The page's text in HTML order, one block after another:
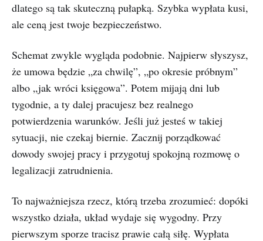
dlatego są tak skuteczną pułapką. Szybka wypłata kusi,
ale ceną jest twoje bezpieczeństwo.
Schemat zwykle wygląda podobnie. Najpierw słyszysz,
że umowa będzie „za chwilę”, „po okresie próbnym”
albo „jak wróci księgowa”. Potem mijają dni lub
tygodnie, a ty dalej pracujesz bez realnego
potwierdzenia warunków. Jeśli już jesteś w takiej
sytuacji, nie czekaj biernie. Zacznij porządkować
dowody swojej pracy i przygotuj spokojną rozmowę o
legalizacji zatrudnienia.
To najważniejsza rzecz, którą trzeba zrozumieć: dopóki
wszystko działa, układ wydaje się wygodny. Przy
pierwszym sporze tracisz prawie całą siłę. Wypłata